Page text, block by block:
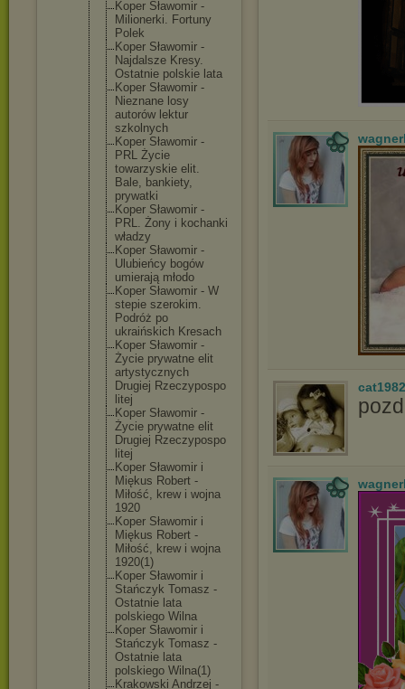
Koper Sławomir -
Milionerki. Fortuny
Polek
Koper Sławomir -
Najdalsze Kresy.
Ostatnie polskie lata
Koper Sławomir -
Nieznane losy
autorów lektur
szkolnych
Koper Sławomir -
PRL Życie
towarzyskie elit.
Bale, bankiety,
prywatki
Koper Sławomir -
PRL. Żony i kochanki
władzy
Koper Sławomir -
Ulubieńcy bogów
umierają młodo
Koper Sławomir - W
stepie szerokim.
Podróż po
ukraińskich Kresach
Koper Sławomir -
Życie prywatne elit
artystycznych
Drugiej Rzeczypospo
litej
Koper Sławomir -
Życie prywatne elit
Drugiej Rzeczypospo
litej
Koper Sławomir i
Miękus Robert -
Miłość, krew i wojna
1920
Koper Sławomir i
Miękus Robert -
Miłość, krew i wojna
1920(1)
Koper Sławomir i
Stańczyk Tomasz -
Ostatnie lata
polskiego Wilna
Koper Sławomir i
Stańczyk Tomasz -
Ostatnie lata
polskiego Wilna(1)
Krakowski Andrzej -